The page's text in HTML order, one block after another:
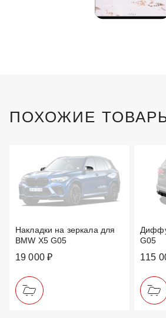
ПОХОЖИЕ
Накладки на зеркала для
BMW X5 G05
19 000 ₽
G05
115